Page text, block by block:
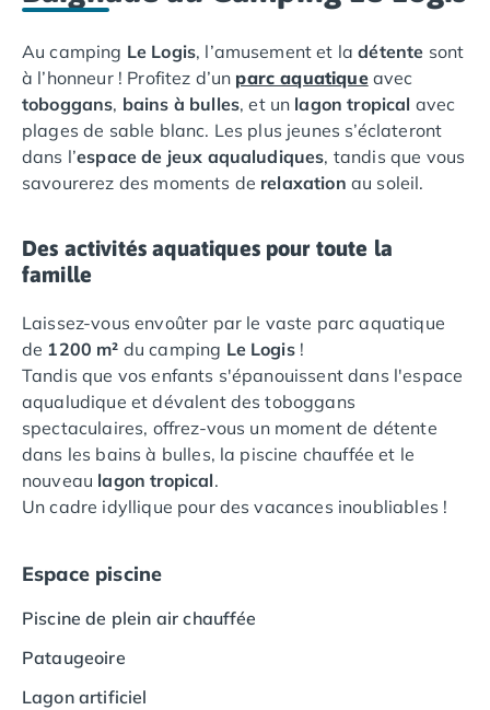
Camping Franche-Comté
Camping Jura
Camping Clairvaux-les-Lacs
Camping Haute-Normandie
Camping Eure
Camping Ile-de-France
Camping Essonne
Camping Val d'Oise
Camping Val-de-Marne
Camping Aude
Camping Gruissan
Camping Narbonne-Plage
Camping Sigean
Camping Gard
Camping Aigues-Mortes
Camping Grau-du-Roi
Camping Nîmes
Camping Agde
Camping Béziers
Camping La Grande Motte
Camping Montpellier
Camping Palavas-les-Flots
Au camping Le Logis, l’amusement et ladétente sont
à l’honneur ! Profitez d’un parc aquatiqueavec
toboggans, bains à bulles, et un lagon tropical avec
plages de sable blanc. Les plus jeunes s’éclateront
dans l’espace de jeux aqualudiques, tandis que vous
savourerez des moments de relaxation au soleil.
Des activités aquatiques pour toute la
famille
Laissez-vous envoûter par le vaste parc aquatique
de 1200 m² du camping Le Logis!
Tandis que vos enfants s'épanouissent dans l'espace
aqualudique et dévalent des toboggans
spectaculaires, offrez-vous un moment de détente
dans les bains à bulles, la piscine chauffée et le
nouveau lagon tropical.
Un cadre idyllique pour des vacances inoubliables !
Espace piscine
Piscine de plein air chauffée
Pataugeoire
Lagon artificiel